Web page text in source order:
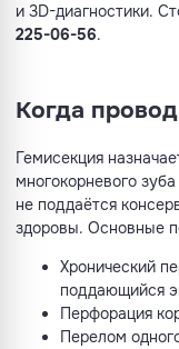
и 3D-диагностики.
225-06-56.
Когда
Гемисекция
многокорневого
не поддаётся
здоровы. Основные
Хронический
поддающийся
Перфорация
Перелом